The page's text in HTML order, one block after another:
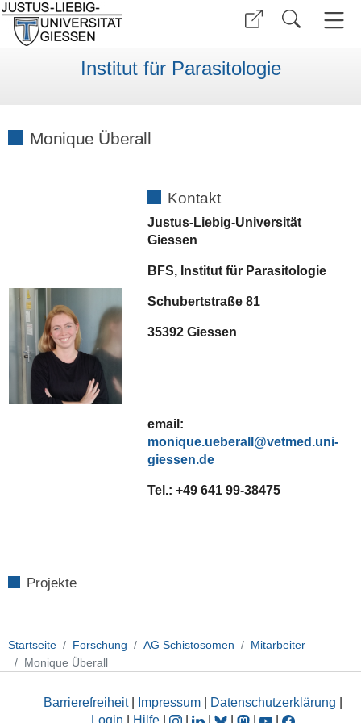
Institut für Parasitologie
Monique Überall
Kontakt
Justus-Liebig-Universität
Giessen
BFS, Institut für Parasitologie
Schubertstraße 81
35392 Giessen
email:
monique.ueberall
Tel.: +49 641 99-38475
Projekte
Startseite Forschung AG Schistosomen
Mitarbeiter
Monique Überall
Barrierefreiheit| Impressum Datenschutzerklärung
Login
Hilfe